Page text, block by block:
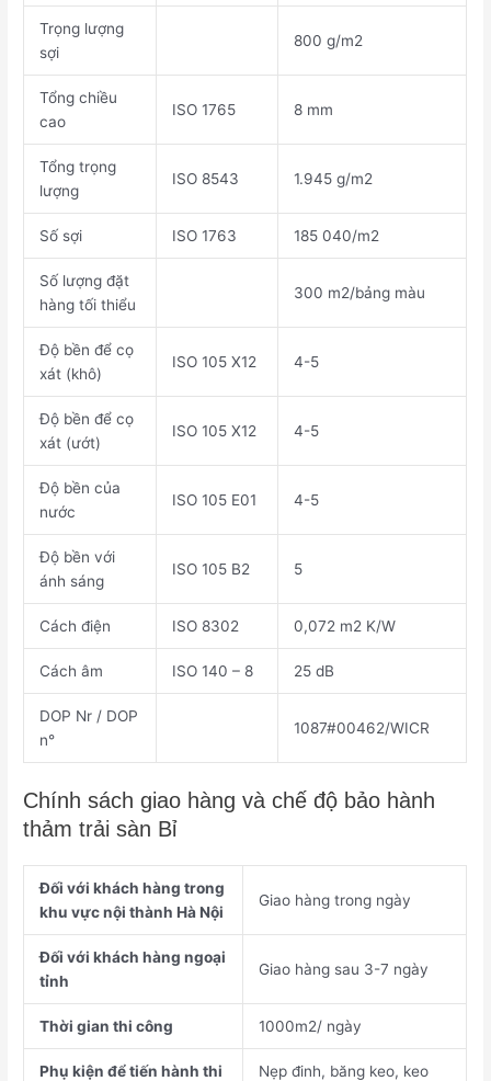
Trọng lượng
sợi
800 g/m2
Tổng chiều
cao
ISO 1765 8 mm
Tổng trọng
lượng
ISO 8543 1.945 g/m2
Số sợi ISO 1763 185 040/m2
Số lượng đặt
hàng tối thiểu
300 m2/bảng màu
Độ bền để cọ
xát (khô)
ISO 105 X12 4-5
Độ bền để cọ
xát (ướt)
ISO 105 X12 4-5
Độ bền của
nước
ISO 105 E01 4-5
Độ bền với
ánh sáng
ISO 105 B2 5
Cách điện ISO 8302 0,072 m2 K/W
Cách âm ISO 140 – 8 25 dB
DOP Nr / DOP
n°
1087#00462/WICR
Chính sách giao hàng và chế độ bảo hành
thảm trải sàn Bỉ
Đối với khách hàng trong
khu vực nội thành Hà Nội
Giao hàng trong ngày
Đối với khách hàng ngoại
tỉnh
Giao hàng sau 3-7 ngày
Thời gian thi công 1000m2/ ngày
Phụ kiện để tiến hành thi
Nẹp đinh, băng keo, keo